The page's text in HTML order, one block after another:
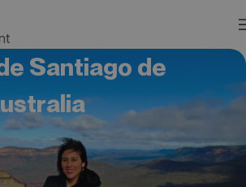
Santiago de